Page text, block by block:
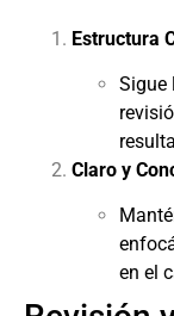
Estructura
Sigue
Claro y
en el